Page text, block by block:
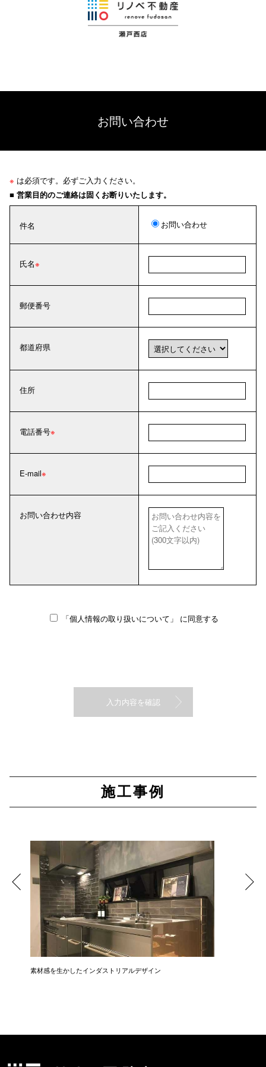
お問い合わせ
※ は必須です。必ずご入力ください。
■ 営業目的のご連絡は固くお断りいたします。
件名 お問い合わせ
氏名
郵便番号
都道府県
住所
電話番号
E-mail
お問い合わせ内容
「個人情報の取り扱いについて」 に同意する
施工事例
素材感を生かしたインダストリアルデザイン